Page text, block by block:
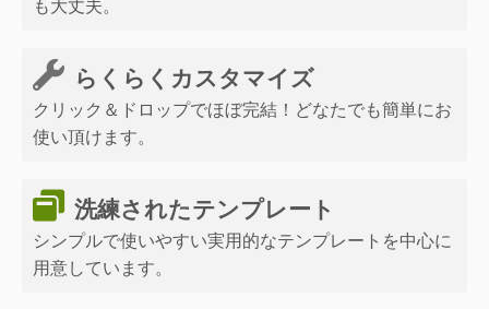
も大丈夫。
らくらくカスタマイズ
クリック＆ドロップでほぼ完結！どなたでも簡単にお
使い頂けます。
洗練されたテンプレート
シンプルで使いやすい実用的なテンプレートを中心に
用意しています。